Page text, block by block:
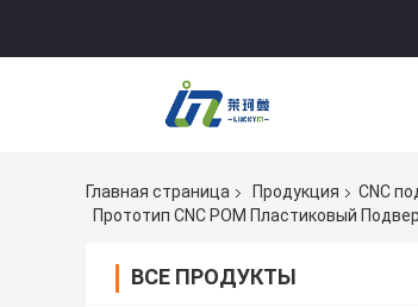
Главная страница
Продукция
CNC
ВСЕ ПРОДУКТЫ